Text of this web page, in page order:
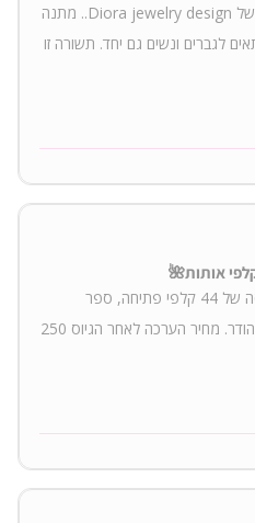
היוצר של פרוייקט אותות ובעיצוב של Diora jewelry design.. מתנה
לגברים ונשים גם יחד. תשורה זו
אותות🌺
ערכת קלפי אותות בסיסית- חפיסה של 44 קלפי פתיחה, ספר
ביאורים והדרכה, במארז קטיפה מהודר. מחיר הערכה לאחר הגיוס 250